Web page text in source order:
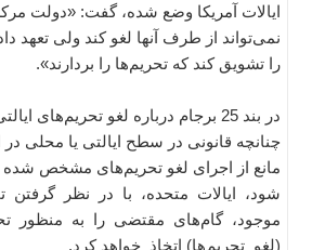
ایالات آمریکا وضع شده، گفت: «دولت
نمی‌تواند از طرف آنها لغو کند ولی تعهد
را تشویق کند که تحریم‌ها را بردارند».
در بند 25 برجام درباره لغو تحریم‌های
چنانچه قانونی در سطح ایالتی یا محلی در
مانع از اجرای لغو تحریم‌های مشخص شده
شود، ایالات متحده، با در نظر گرفتن
موجود، گام‌های مقتضی را به منظور
(لغو تحریم‌ها) اتخاذ خواهد کرد.